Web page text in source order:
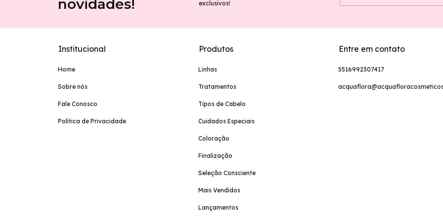
novidades!
exclusivos!
Institucional
Home
Sobre nós
Fale Conosco
Política de Privacidade
Produtos
Linhas
Tratamentos
Tipos de Cabelo
Cuidados Especiais
Coloração
Finalização
Seleção Consciente
Mais Vendidos
Lançamentos
Entre em contato
5516992307417